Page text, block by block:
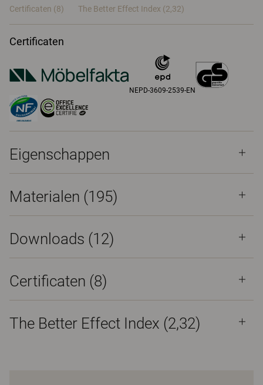
Certificaten (8) The Better Effect Index (2,32)
Certificaten
NEPD-3609-2539-EN
Eigenschappen
Materialen (195)
Downloads (12)
Certificaten (8)
The Better Effect Index (2,32)